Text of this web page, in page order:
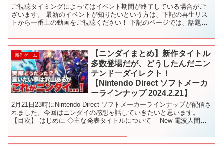
ご視聴タイミングによってはイベント期間が終了している場合がご
ざいます。 最新のイベントが知りたいという方は、下記の再生リス
トから一番上の動画をご視聴ください！ 下記のページでは、話題の
新作ゲーム
【ニンダイまとめ】新作タイトル
多数登場だが、どうしたんだニン
テンドーダイレクト！
【Nintendo Direct ソフトメーカ
ーラインナップ 2024.2.21】
2月21日23時にNintendo Direct ソフトメーカーラインナップが配信さ
れました。今回はニンダイの感想を話していきたいと思います。
【目次】 はじめに ◇主な発表タイトルについて New 電波人間の